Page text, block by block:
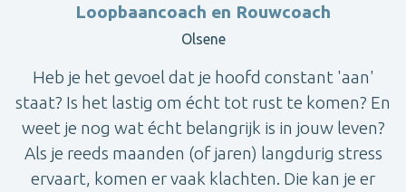
Loopbaancoach en Rouwcoach
Olsene
Heb je het gevoel dat je hoofd constant 'aan'
staat? Is het lastig om écht tot rust te komen? En
weet je nog wat écht belangrijk is in jouw leven?
Als je reeds maanden (of jaren) langdurig stress
ervaart, komen er vaak klachten. Die kan je er